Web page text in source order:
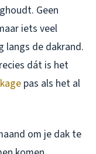
Geen
iets veel
langs de dakrand.
dát is het
pas als het al
om je dak te